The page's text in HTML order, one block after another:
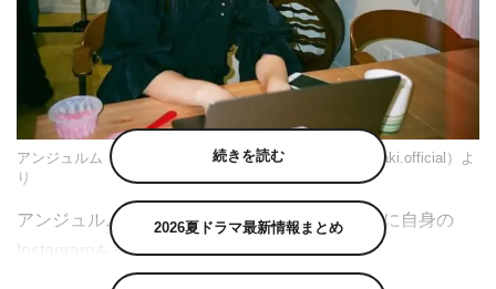
アンジュルム・佐々木莉佳子公式Instagram（rikako_sasaki.official）よ
り
アンジュルム・佐々木莉佳子が9月18日（土）に自身の
Instagramを更新し、写真を公開した。
続きを読む
2026夏ドラマ最新情報まとめ